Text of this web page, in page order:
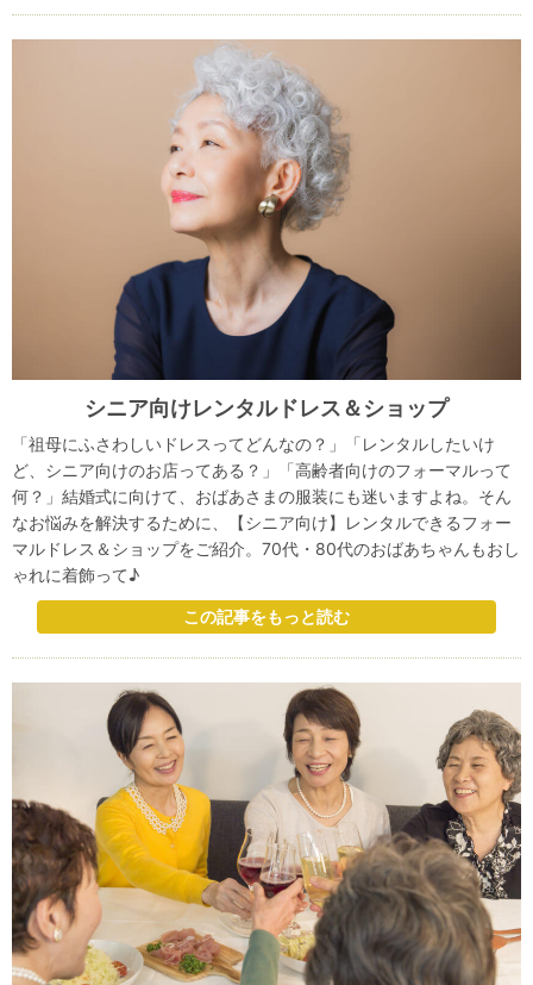
シニア向けレンタルドレス＆ショップ
「祖母にふさわしいドレスってどんなの？」「レンタルしたいけ
ど、シニア向けのお店ってある？」「高齢者向けのフォーマルって
何？」結婚式に向けて、おばあさまの服装にも迷いますよね。そん
なお悩みを解決するために、【シニア向け】レンタルできるフォー
マルドレス＆ショップをご紹介。70代・80代のおばあちゃんもおし
ゃれに着飾って♪
この記事をもっと読む